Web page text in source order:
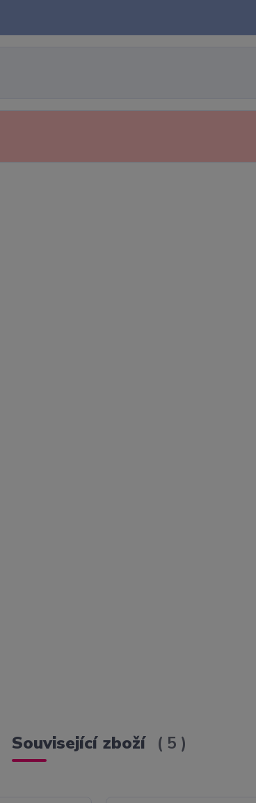
Související zboží 5